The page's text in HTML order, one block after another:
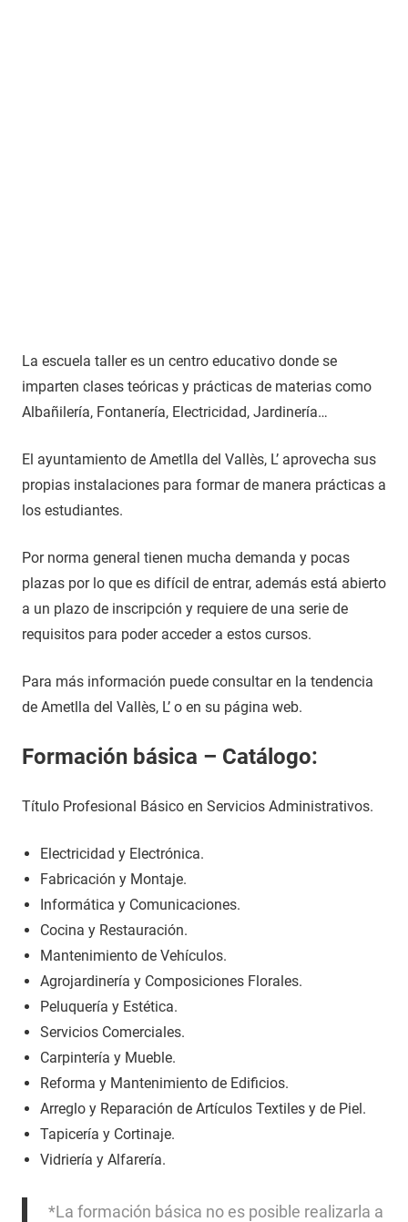
La escuela taller es un centro educativo donde se
imparten clases teóricas y prácticas de materias como
Albañilería, Fontanería, Electricidad, Jardinería…
El ayuntamiento de Ametlla del Vallès, L’ aprovecha sus
propias instalaciones para formar de manera prácticas a
los estudiantes.
Por norma general tienen mucha demanda y pocas
plazas por lo que es difícil de entrar, además está abierto
a un plazo de inscripción y requiere de una serie de
requisitos para poder acceder a estos cursos.
Para más información puede consultar en la tendencia
de Ametlla del Vallès, L’ o en su página web.
Formación básica – Catálogo:
Título Profesional Básico en Servicios Administrativos.
Electricidad y Electrónica.
Fabricación y Montaje.
Informática y Comunicaciones.
Cocina y Restauración.
Mantenimiento de Vehículos.
Agrojardinería y Composiciones Florales.
Peluquería y Estética.
Servicios Comerciales.
Carpintería y Mueble.
Reforma y Mantenimiento de Edificios.
Arreglo y Reparación de Artículos Textiles y de Piel.
Tapicería y Cortinaje.
Vidriería y Alfarería.
*La formación básica no es posible realizarla a